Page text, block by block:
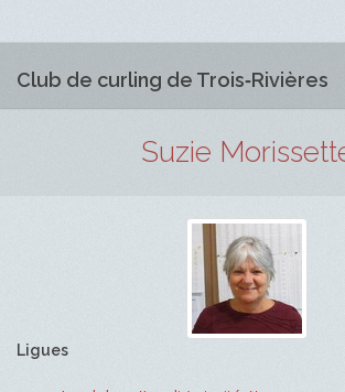
Club de curling de Trois‑Rivières
Suzie
Ligues